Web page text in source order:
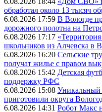
обработал около 13 тысяч
6.08.2026 17:59 В Вологде
дорожного полотна на
6.08.2026 17:17
школьников из Алчевска в
6.08.2026 16:20 Сельские
получат жилье с правом
6.08.2026 15:42 Детская
поддержку РФС
6.08.2026 15:08 Уникальный
приготовили округа
6.08.2026 14:31 Робот Макс